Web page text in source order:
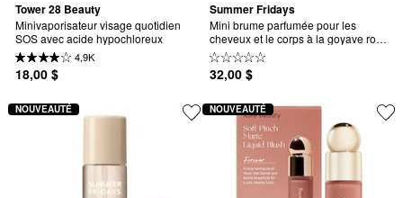
Tower 28 Beauty
Minivaporisateur visage quotidien
SOS avec acide hypochloreux
4,9K
18,00 $
Summer Fridays
Mini brume parfumée pour les
cheveux et le corps à la goyave rose
avec nectar de goyave et fraise
sucrée
32,00 $
NOUVEAUTÉ NOUVEAUTÉ